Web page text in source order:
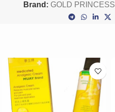
Brand: GOLD PRINCESS